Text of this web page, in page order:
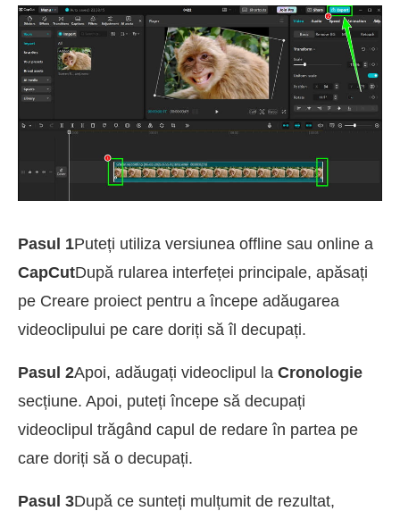
Pasul 1Puteți utiliza versiunea offline sau online a
CapCutDupă rularea interfeței principale, apăsați
pe Creare proiect pentru a începe adăugarea
videoclipului pe care doriți să îl decupați.
Pasul 2Apoi, adăugați videoclipul la Cronologie
secțiune. Apoi, puteți începe să decupați
videoclipul trăgând capul de redare în partea pe
care doriți să o decupați.
Pasul 3După ce sunteți mulțumit de rezultat,